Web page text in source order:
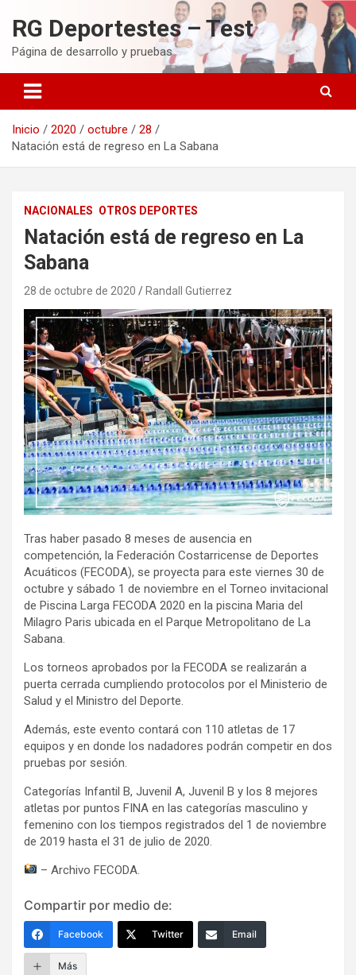
contenido
RG Deportestes – Test
Página de desarrollo y pruebas
Inicio 2020 octubre
28
Natación está de regreso en La Sabana
NACIONALES OTROS DEPORTES
Natación está de regreso en La
Sabana
28 de octubre de 2020 Randall Gutierrez
Tras haber pasado 8 meses de ausencia en
competención, la Federación Costarricense de Deportes
Acuáticos (FECODA), se proyecta para este viernes 30 de
octubre y sábado 1 de noviembre en el Torneo invitacional
de Piscina Larga FECODA 2020 en la piscina Maria del
Milagro Paris ubicada en el Parque Metropolitano de La
Sabana.
Los torneos aprobados por la FECODA se realizarán a
puerta cerrada cumpliendo protocolos por el Ministerio de
Salud y el Ministro del Deporte.
Además, este evento contará con 110 atletas de 17
equipos y en donde los nadadores podrán competir en dos
pruebas por sesión.
Categorías Infantil B, Juvenil A, Juvenil B y los 8 mejores
atletas por puntos FINA en las categorías masculino y
femenino con los tiempos registrados del 1 de noviembre
de 2019 hasta el 31 de julio de 2020.
– Archivo FECODA.
Compartir por medio de:
Facebook Twitter Email
Más